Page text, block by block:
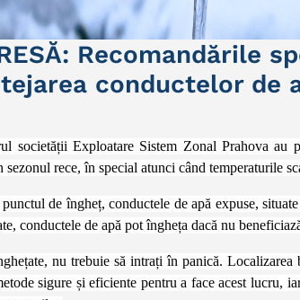
Recomandările
conductelor de
societății Exploatare Sistem Zonal Prahova au
rece, în special atunci când temperaturile
de îngheț, conductele de apă expuse,
conductele de apă pot îngheța dacă nu
nu trebuie să intrați în panică. Localizarea
sigure și eficiente pentru a face acest lucru,